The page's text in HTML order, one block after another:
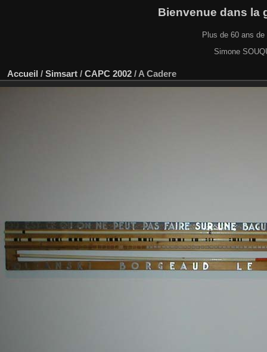
Bienvenue dans la
Plus de 60 ans
Simone
Accueil / Simsart / CAPC 2002 / A Cadere